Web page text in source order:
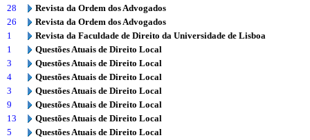
28
Revista da Ordem dos Advogados
26
Revista da Ordem dos Advogados
1
Revista da Faculdade de Direito da Universidade de Lisboa
1
Questões Atuais de Direito Local
3
Questões Atuais de Direito Local
4
Questões Atuais de Direito Local
3
Questões Atuais de Direito Local
9
Questões Atuais de Direito Local
13
Questões Atuais de Direito Local
5
Questões Atuais de Direito Local